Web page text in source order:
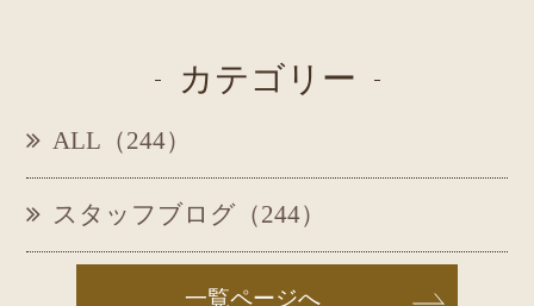
カテゴリー
ALL（244）
スタッフブログ（244）
一覧ページへ